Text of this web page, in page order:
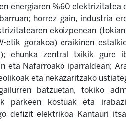
energiaren %60 elektrizitatea
horrez gain, industria
ekoizpenean
etik gorakoa) eraikinen
ehunka zentral txikik gure
eta Nafarroako iparraldean;
eta nekazaritzako
batzuetan, tokiko
parkeen kostuak eta
defizit elektrikoa Kantauri